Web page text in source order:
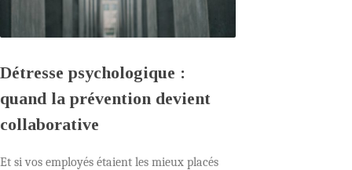
Détresse psychologique :
quand la prévention devient
collaborative
Et si vos employés étaient les mieux placés